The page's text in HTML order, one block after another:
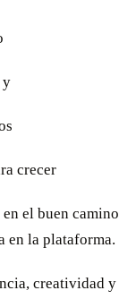
y
crecer
en el buen camino
en la plataforma.
creatividad y